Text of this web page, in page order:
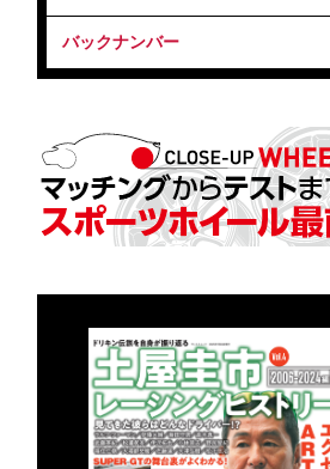
バックナンバー